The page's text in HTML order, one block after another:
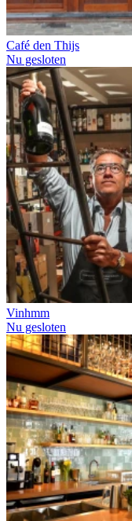
Café den Thijs
Nu gesloten
Vinhmm
Nu gesloten